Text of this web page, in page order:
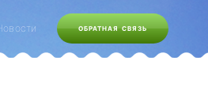
ОБРАТНАЯ СВЯЗЬ